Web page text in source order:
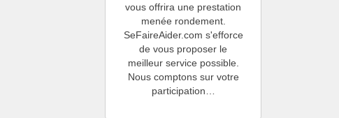
vous offrira une prestation
menée rondement.
SeFaireAider.com s'efforce
de vous proposer le
meilleur service possible.
Nous comptons sur votre
participation…